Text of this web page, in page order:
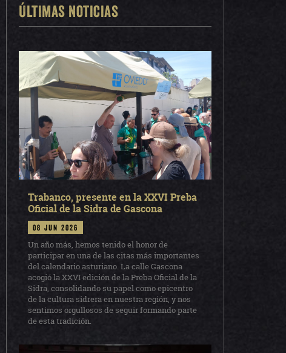
Últimas noticias
Trabanco, presente en la XXVI Preba
Oficial de la Sidra de Gascona
08 jun 2026
Un año más, hemos tenido el honor de
participar en una de las citas más importantes
del calendario asturiano. La calle Gascona
acogió la XXVI edición de la Preba Oficial de la
Sidra, consolidando su papel como epicentro
de la cultura sidrera en nuestra región, y nos
sentimos orgullosos de seguir formando parte
de esta tradición.